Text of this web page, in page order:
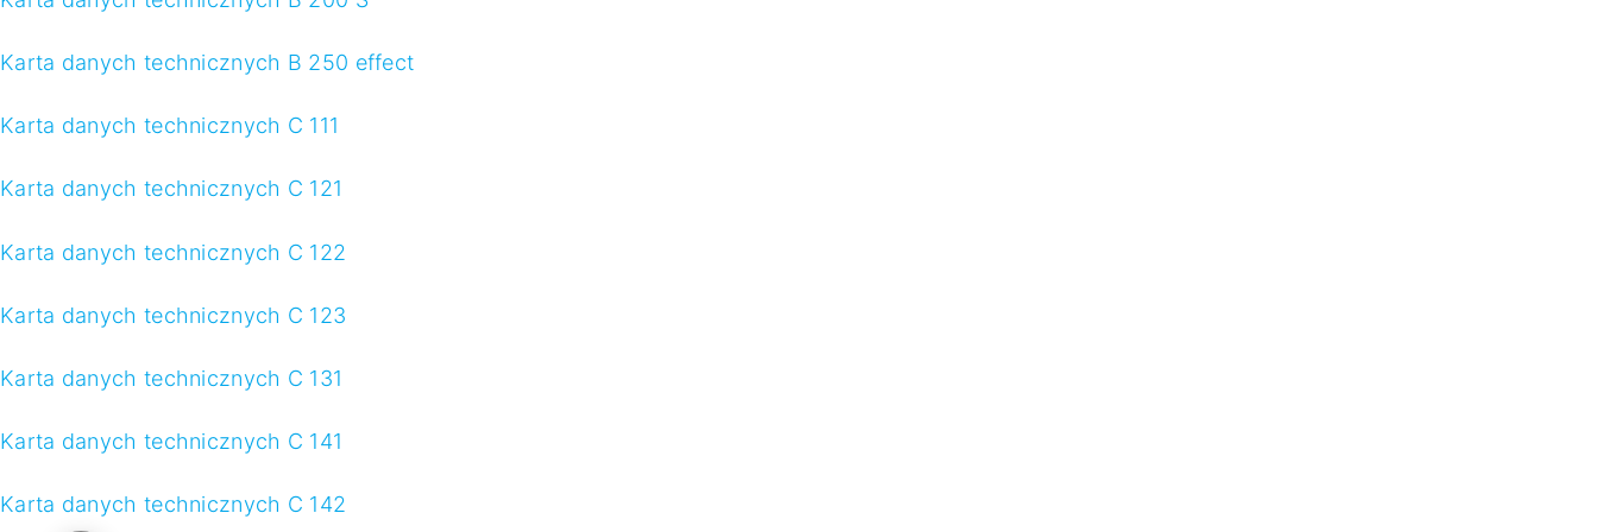
Karta danych technicznych B 250 effect
Karta danych technicznych C 111
Karta danych technicznych C 121
Karta danych technicznych C 122
Karta danych technicznych C 123
Karta danych technicznych C 131
Karta danych technicznych C 141
Karta danych technicznych C 142